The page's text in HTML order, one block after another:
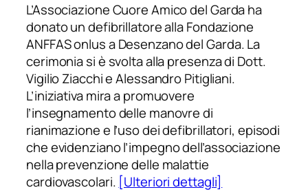
L’Associazione Cuore Amico del Garda ha
donato un defibrillatore alla Fondazione
ANFFAS onlus a Desenzano del Garda. La
cerimonia si è svolta alla presenza di Dott.
Vigilio Ziacchi e Alessandro Pitigliani.
L’iniziativa mira a promuovere
l’insegnamento delle manovre di
rianimazione e l’uso dei defibrillatori, episodi
che evidenziano l’impegno dell’associazione
nella prevenzione delle malattie
cardiovascolari. [Ulteriori dettagli]